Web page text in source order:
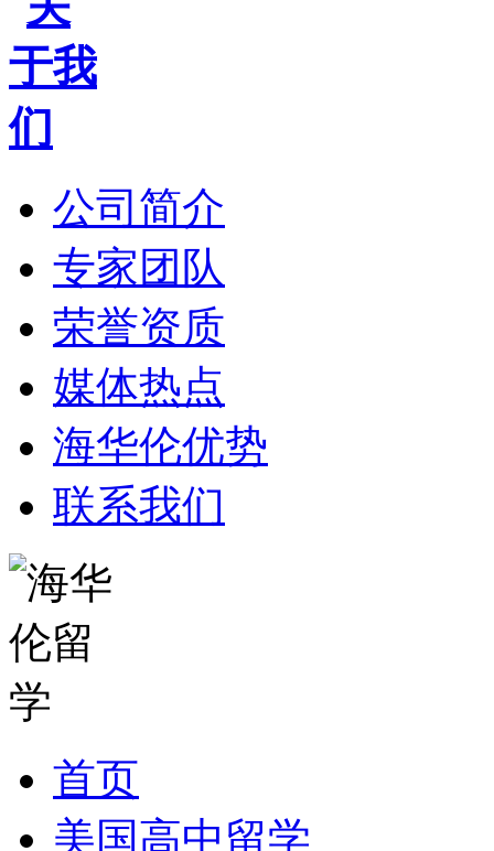
公司简介
专家团队
荣誉资质
媒体热点
海华伦优势
联系我们
首页
美国高中留学